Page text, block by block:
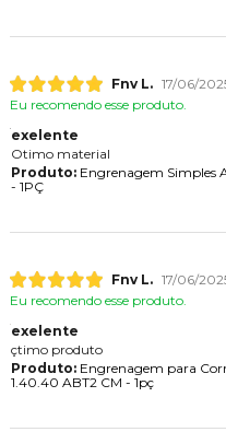
Fnv L. 17/06/
Eu recomendo esse produto.
exelente
Otimo material
Produto:Engrenagem Simples
- 1PÇ
Fnv L. 17/06/
Eu recomendo esse produto.
exelente
çtimo produto
Produto:Engrenagem para
1.40.40 ABT2 CM - 1pç